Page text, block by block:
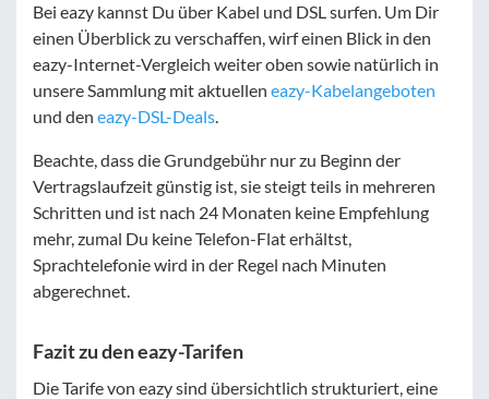
Bei eazy kannst Du über Kabel und DSL surfen. Um Dir
einen Überblick zu verschaffen, wirf einen Blick in den
eazy-Internet-Vergleich weiter oben sowie natürlich in
unsere Sammlung mit aktuellen eazy-Kabelangeboten
und den eazy-DSL-Deals.
Beachte, dass die Grundgebühr nur zu Beginn der
Vertragslaufzeit günstig ist, sie steigt teils in mehreren
Schritten und ist nach 24 Monaten keine Empfehlung
mehr, zumal Du keine Telefon-Flat erhältst,
Sprachtelefonie wird in der Regel nach Minuten
abgerechnet.
Fazit zu den eazy-Tarifen
Die Tarife von eazy sind übersichtlich strukturiert, eine